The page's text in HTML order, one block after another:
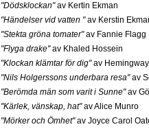
"Dödsklockan"av Kertin Ekman
"Händelser vid vatten "av Kerstin
"Stekta gröna tomater"av Fannie Flagg
"Flyga drake"av Khaled Hossein
"Klockan klämtar för dig"av Hemingway
"Nils Holgerssons underbara resa"av
"Berömda män som varit i Sunne"av
"Kärlek, vänskap, hat"av Alice Munro
"Mörker och Ömhet"av Joyce Carol